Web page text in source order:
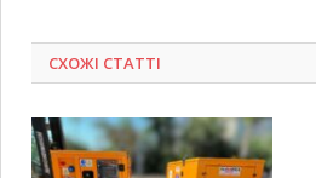
СХОЖІ СТАТТІ